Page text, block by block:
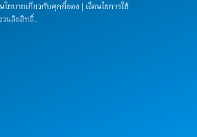
นโยบายเกี่ยวกับคุกกี้ของ เงื่อนไขการใช้
วนลิขสิทธิ์.